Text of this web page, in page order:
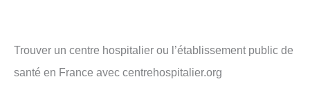
Trouver un centre hospitalier ou l’établissement public de
santé en France avec centrehospitalier.org